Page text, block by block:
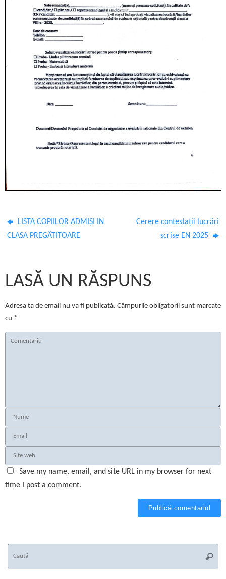
LISTA COPIILOR ADMIȘI IN
CLASA PREGĂTITOARE
Cerere contestații lucrări
scrise EN 2025
LASĂ UN RĂSPUNS
Adresa ta de email nu va fi publicată. Câmpurile obligatorii sunt marcate
cu *
Save my name, email, and site URL in my browser for next
time I post a comment.
Caută